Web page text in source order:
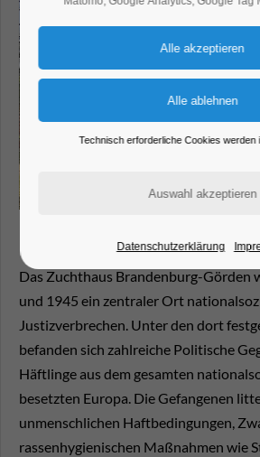
Das Zuchthaus Brandenburg-Görden
und 1945 ein zentraler Ort
Justizverbrechen. Unter den dort
befanden sich zahlreiche Politische
Häftlinge aus dem gesamten
besetzten Europa. Die Gefangenen
unmenschlichen Haftbedingungen,
rassenhygienischen Maßnahmen wie
Technisch erforderliche Cookies werden
Datenschutzerklärung